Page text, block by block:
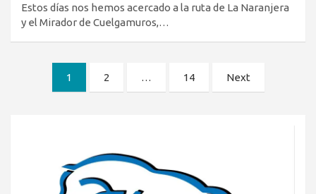
Estos días nos hemos acercado a la ruta de La Naranjera
y el Mirador de Cuelgamuros,…
Paginación
1 2 … 14 Next